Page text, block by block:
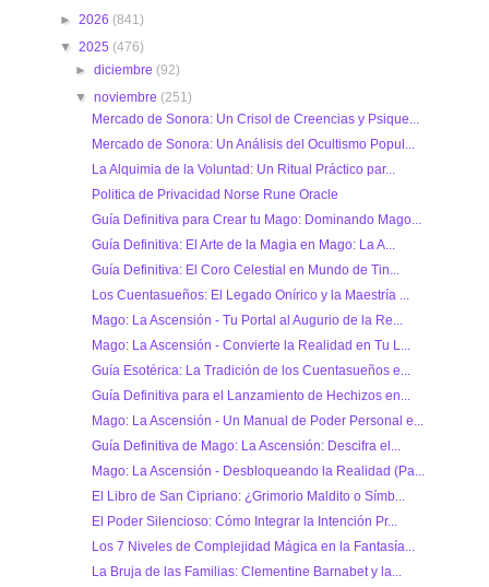
► 2026 (841)
▼ 2025 (476)
►diciembre (92)
▼noviembre (251)
Mercado de Sonora: Un Crisol de Creencias y Psique...
Mercado de Sonora: Un Análisis del Ocultismo Popul...
La Alquimia de la Voluntad: Un Ritual Práctico par...
Politica de Privacidad Norse Rune Oracle
Guía Definitiva para Crear tu Mago: Dominando Mago...
Guía Definitiva: El Arte de la Magia en Mago: La A...
Guía Definitiva: El Coro Celestial en Mundo de Tin...
Los Cuentasueños: El Legado Onírico y la Maestría ...
Mago: La Ascensión - Tu Portal al Augurio de la Re...
Mago: La Ascensión - Convierte la Realidad en Tu L...
Guía Esotérica: La Tradición de los Cuentasueños e...
Guía Definitiva para el Lanzamiento de Hechizos en...
Mago: La Ascensión - Un Manual de Poder Personal e...
Guía Definitiva de Mago: La Ascensión: Descifra el...
Mago: La Ascensión - Desbloqueando la Realidad (Pa...
El Libro de San Cipriano: ¿Grimorio Maldito o Símb...
El Poder Silencioso: Cómo Integrar la Intención Pr...
Los 7 Niveles de Complejidad Mágica en la Fantasía...
La Bruja de las Familias: Clementine Barnabet y la...